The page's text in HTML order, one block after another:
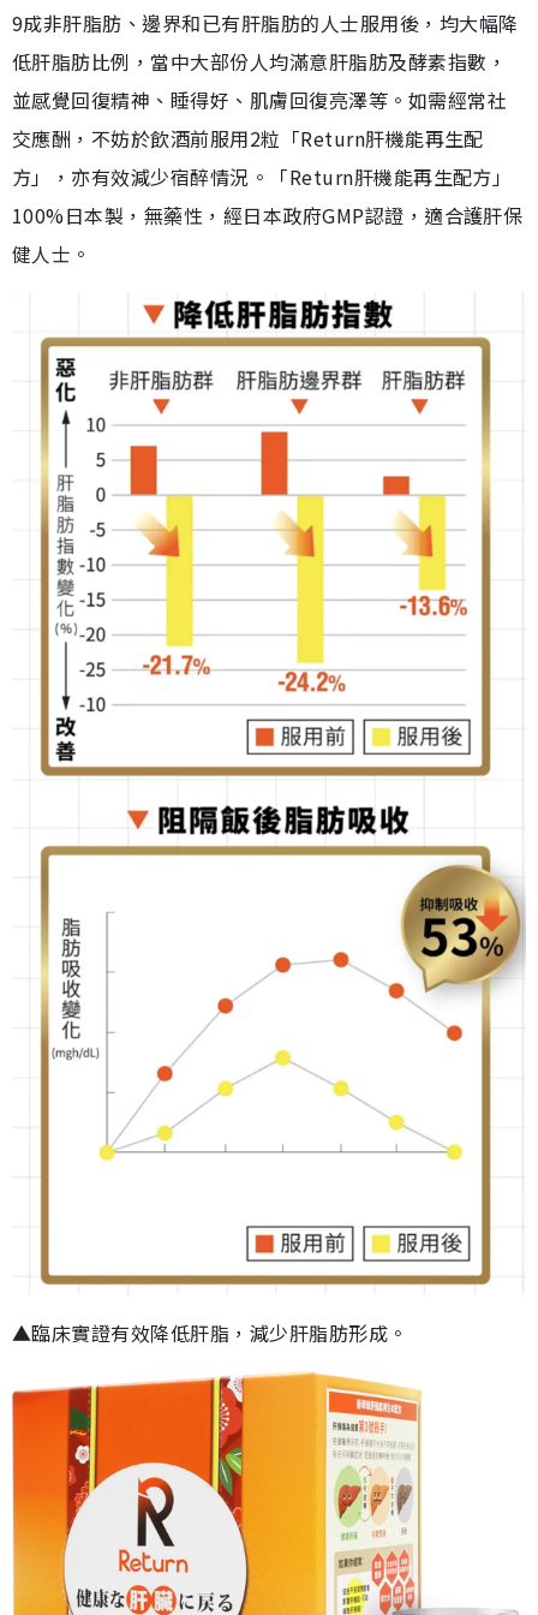
9成非肝脂肪、邊界和已有肝脂肪的人士服用後，均大幅降
低肝脂肪比例，當中大部份人均滿意肝脂肪及酵素指數，
並感覺回復精神、睡得好、肌膚回復亮澤等。如需經常社
交應酬，不妨於飲酒前服用2粒「Return肝機能再生配
方」，亦有效減少宿醉情況。「Return肝機能再生配方」
100%日本製，無藥性，經日本政府GMP認證，適合護肝保
健人士。
▲臨床實證有效降低肝脂，減少肝脂肪形成。